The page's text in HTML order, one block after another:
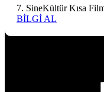
7. SineKültür Kısa
BİLGİ AL